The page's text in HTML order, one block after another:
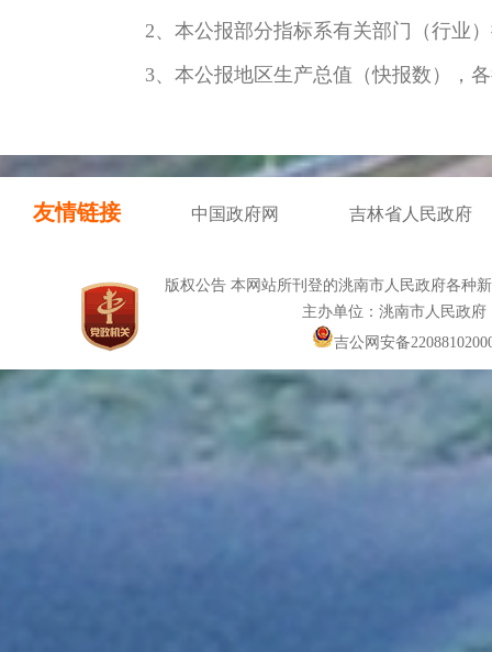
2、本公报部分指标系有关部门（行业）
3、本公报地区生产总值（快报数），各
友情链接 中国政府网 吉林省人民政府
版权公告 本网站所刊登的洮南市人民政府各种
主办单位：洮南市人民政
吉公网安备